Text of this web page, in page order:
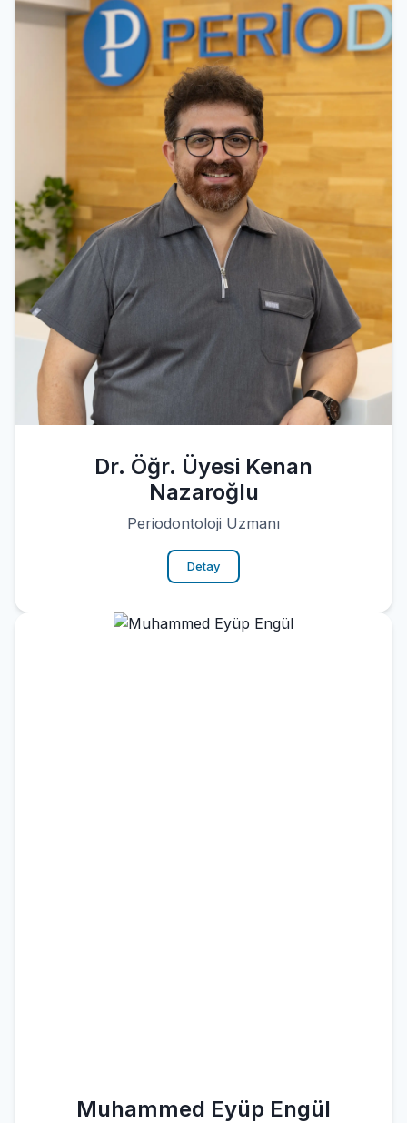
Dr. Öğr. Üyesi Kenan
Nazaroğlu
Periodontoloji Uzmanı
Detay
Muhammed Eyüp Engül